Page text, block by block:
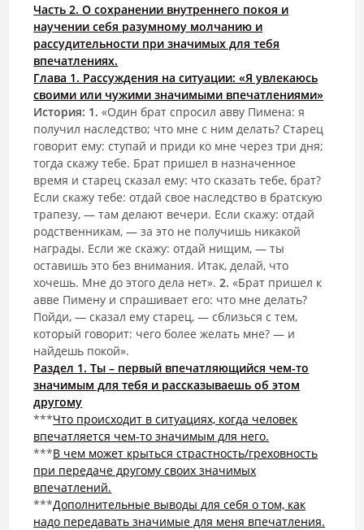
Часть 2. О сохранении внутреннего покоя и
научении себя разумному молчанию и
рассудительности при значимых для тебя
впечатлениях.
Глава 1. Рассуждения на ситуации: «Я увлекаюсь
своими или чужими значимыми впечатлениями»
История: 1.«Один брат спросил авву Пимена: я
получил наследство; что мне с ним делать? Старец
говорит ему: ступай и приди ко мне через три дня;
тогда скажу тебе. Брат пришел в назначенное
время и старец сказал ему: что сказать тебе, брат?
Если скажу тебе: отдай свое наследство в братскую
трапезу, — там делают вечери. Если скажу: отдай
родственникам, — за это не получишь никакой
награды. Если же скажу: отдай нищим, — ты
оставишь это без внимания. Итак, делай, что
хочешь. Мне до этого дела нет».2.«Брат пришел к
авве Пимену и спрашивает его: что мне делать?
Пойди, — сказал ему старец, — сблизься с тем,
который говорит: чего более желать мне? — и
найдешь покой».
Раздел 1. Ты – первый впечатляющийся чем-то
значимым для тебя и рассказываешь об этом
другому
***Что происходит в ситуациях, когда человек
впечатляется чем-то значимым для него.
***В чем может крыться страстность/греховность
при передаче другому своих значимых
впечатлений.
***Дополнительные выводы для себя о том, как
надо передавать значимые для меня впечатления.